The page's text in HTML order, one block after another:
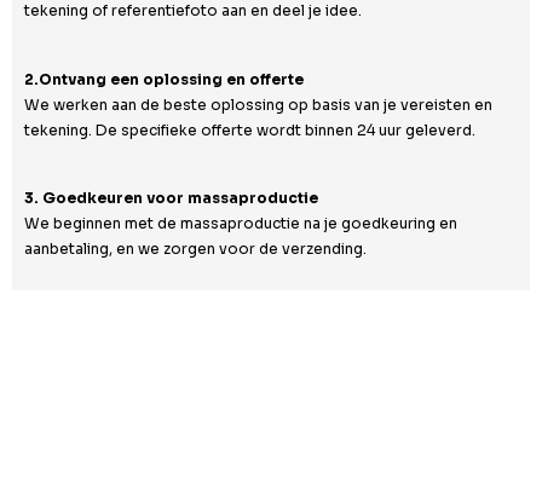
tekening of referentiefoto aan en deel je idee.
2.Ontvang een oplossing en offerte
We werken aan de beste oplossing op basis van je vereisten en
tekening. De specifieke offerte wordt binnen 24 uur geleverd.
3. Goedkeuren voor massaproductie
We beginnen met de massaproductie na je goedkeuring en
aanbetaling, en we zorgen voor de verzending.